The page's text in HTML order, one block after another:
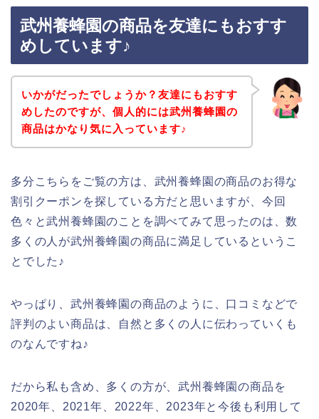
武州養蜂園の商品を友達にもおすす
めしています♪
いかがだったでしょうか？友達にもおすす
めしたのですが、個人的には武州養蜂園の
商品はかなり気に入っています♪
多分こちらをご覧の方は、武州養蜂園の商品のお得な
割引クーポンを探している方だと思いますが、今回
色々と武州養蜂園のことを調べてみて思ったのは、数
多くの人が武州養蜂園の商品に満足しているというこ
とでした♪
やっぱり、武州養蜂園の商品のように、口コミなどで
評判のよい商品は、自然と多くの人に伝わっていくも
のなんですね♪
だから私も含め、多くの方が、武州養蜂園の商品を
2020年、2021年、2022年、2023年と今後も利用して